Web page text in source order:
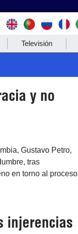
Televisión
y no
Gustavo Petro,
tras
en torno al proceso
injerencias